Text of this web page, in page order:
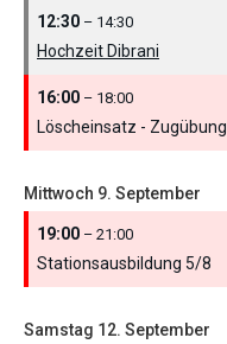
12:30 – 14:30
Hochzeit Dibrani
16:00 – 18:00
Löscheinsatz - Zugübung
Mittwoch 9. September
19:00 – 21:00
Stationsausbildung 5/8
Samstag 12. September